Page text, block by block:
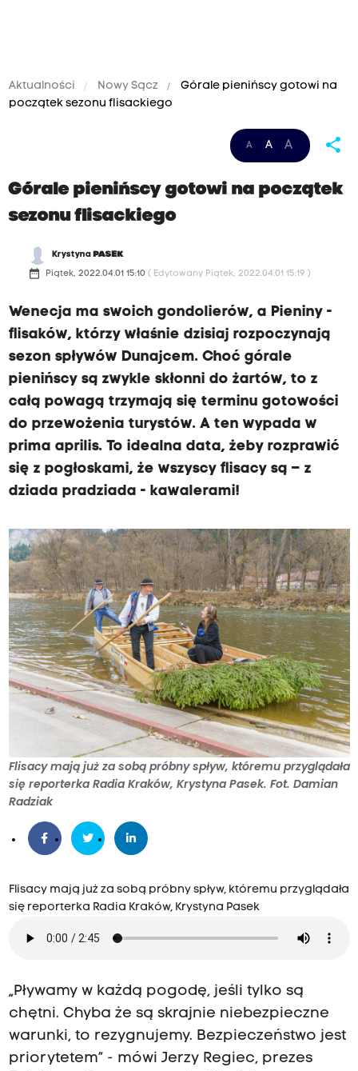
Aktualności Nowy Sącz
Górale pienińscy gotowi na
początek sezonu flisackiego
A A A share
Górale pienińscy gotowi na początek
sezonu flisackiego
Krystyna PASEK
date_range Piątek, 2022.04.01 15:10 ( Edytowany Piątek, 2022.04.01 15:19 )
Wenecja ma swoich gondolierów, a Pieniny -
flisaków, którzy właśnie dzisiaj rozpoczynają
sezon spływów Dunajcem. Choć górale
pienińscy są zwykle skłonni do żartów, to z
całą powagą trzymają się terminu gotowości
do przewożenia turystów. A ten wypada w
prima aprilis. To idealna data, żeby rozprawić
się z pogłoskami, że wszyscy flisacy są – z
dziada pradziada - kawalerami!
Flisacy mają już za sobą próbny spływ, któremu przyglądała
się reporterka Radia Kraków, Krystyna Pasek. Fot. Damian
Radziak
Flisacy mają już za sobą próbny spływ, któremu przyglądała
się reporterka Radia Kraków, Krystyna Pasek
„Pływamy w każdą pogodę, jeśli tylko są
chętni. Chyba że są skrajnie niebezpieczne
warunki, to rezygnujemy. Bezpieczeństwo jest
priorytetem” - mówi Jerzy Regiec, prezes